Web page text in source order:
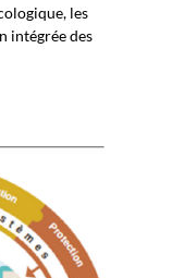
les
intégrée des